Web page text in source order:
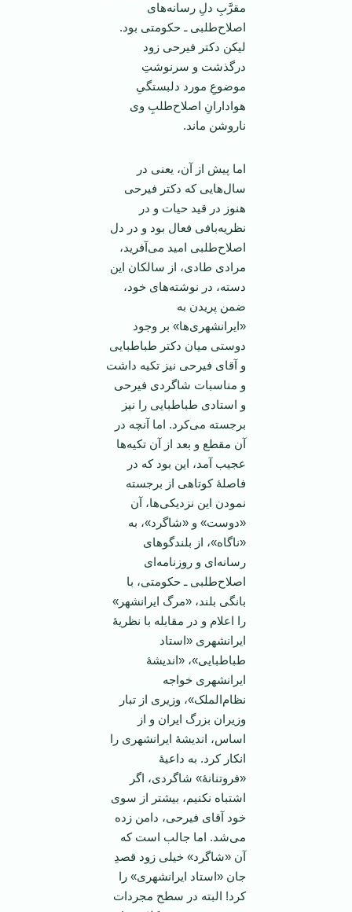
مقرَّبِ دلِ رسانه‌های
اصلاح‌طلبی ـ حکومتی بود.
لیکن دکتر فیرحی زود
درگذشت و سرنوشتِ
موضوعِ مورد دلبستگیِ
هوادارانِ اصلاح‌طلبِ وی
ناروشن ماند.
اما پیش از آن، یعنی در
سال‌هایی که دکتر فیرحی
هنوز در قید حیات و در
نظریه‌بافی فعال بود و در دل
اصلاح‌طلبی امید می‌آفرید،
مرادی طادی، از سالکان این
دسته، در نوشته‌های خود،
ضمن پریدن به
«ایرانشهری‌ها» بر وجود
دوستی میان دکتر طباطبایی
و آقای فیرحی نیز تکیه داشت
و مناسبات شاگردی فیرحی
و استادی طباطبایی را نیز
برجسته می‌کرد.‌ اما آنچه در
آن مقطع و بعد از آن تکیه‌ها
عجیب آمد، این بود که در
فاصلۀ کوتاهی از برجسته
نمودن این نزدیکی‌ها، آن
«دوست» و «شاگرد»، به
«ناگاه»، از بلندگوهای
رسانه‌ای و روزنامه‌ای
اصلاح‌طلبی ـ حکومتی، با
بانگی بلند، «مرگ ایرانشهر»
را اعلام و در مقابله با نظریۀ
ایرانشهری «استاد
طباطبایی»، «اندیشۀ
ایرانشهری خواجه
نظام‌الملک»، وزیری از تبار
وزیران بزرگ ایران و از
اساس، اندیشۀ ایرانشهری را
انکار کرد. به داعیۀ
«فروتنانۀ» شاگردی، اگر
اشتباه نکنیم، بیشتر از سوی
خود آقای فیرحی، دامن زده
می‌شد. اما جالب است که
آن «شاگرد» خیلی زود قصدِ
جان «استاد ایرانشهری» را
کرد! البته در سطح مجردات